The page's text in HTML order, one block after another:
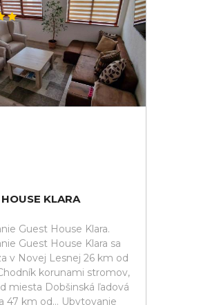
KLARA
Guest House Klara.
Guest House Klara sa
v Novej Lesnej 26 km od
korunami stromov,
miesta Dobšinská ľadová
47 km od... Ubytovanie